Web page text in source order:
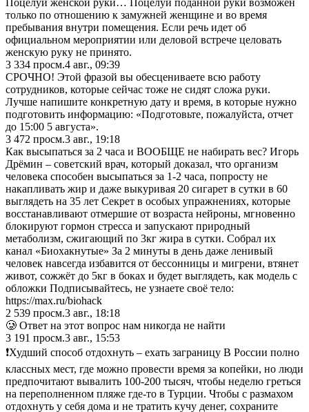
только по отношению к замужней женщине и во время
пребывания внутри помещения. Если речь идет об
официальном мероприятии или деловой встрече целовать
женскую руку не принято.
3 334 просм.4 авг., 09:39
СРОЧНО! Этой фразой вы обесцениваете всю работу
сотрудников, которые сейчас тоже не сидят сложа руки.
Лучше напишите конкретную дату и время, в которые нужно
подготовить информацию: «Подготовьте, пожалуйста, отчет
до 15:00 5 августа».
3 472 просм.3 авг., 19:18
Как высыпаться за 2 часа и ВООБЩЕ не набирать вес? Игорь
Дрёмин – советский врач, который доказал, что организм
человека способен высыпаться за 1-2 часа, попросту не
накапливать жир и даже выкуривая 20 сигарет в сутки в 60
выглядеть на 35 лет Секрет в особых упражнениях, которые
восстанавливают отмершие от возраста нейроны, мгновенно
блокируют гормон стресса и запускают природный
метаболизм, сжигающий по 3кг жира в сутки. Собрал их
канал «Биохакнутые» За 2 минуты в день даже ленивый
человек навсегда избавится от бессонницы и мигрени, втянет
живот, сожжёт до 5кг в боках и будет выглядеть, как модель с
обложки Подписывайтесь, не узнаете своё тело:
https://max.ru/biohack
2 539 просм.3 авг., 18:18
🥲 Ответ на этот вопрос нам никогда не найти
3 191 просм.3 авг., 15:53
❗️Худший способ отдохнуть – ехать заграницу В России полно
классных мест, где можно провести время за копейки, но люди
предпочитают вывалить 100-200 тысяч, чтобы неделю греться
на переполненном пляже где-то в Турции. Чтобы с размахом
отдохнуть у себя дома и не тратить кучу денег, сохраните